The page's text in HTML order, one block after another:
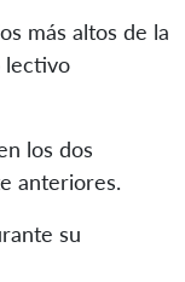
más altos de la
lectivo
los dos
anteriores.
su